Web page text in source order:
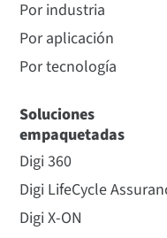
Por industria
Por aplicación
Por tecnología
Soluciones
empaquetadas
Digi 360
Digi LifeCycle
Digi X-ON